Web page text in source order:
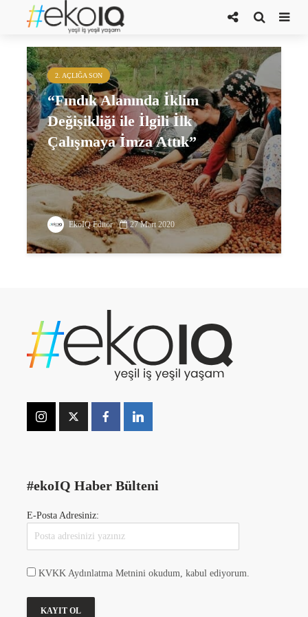
kahve
2. AÇLIĞA SON
“Fındık Alanında İklim
Değişikliği ile İlgili İlk
Çalışmaya İmza Attık”
EkoIQ Editör 27 Mart 2020
#ekoIQ Haber Bülteni
E-Posta Adresiniz:
KVKK Aydınlatma Metnini okudum, kabul ediyorum.